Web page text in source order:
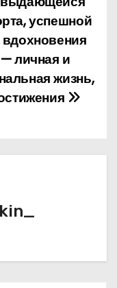
успешной
личная и
жизнь,